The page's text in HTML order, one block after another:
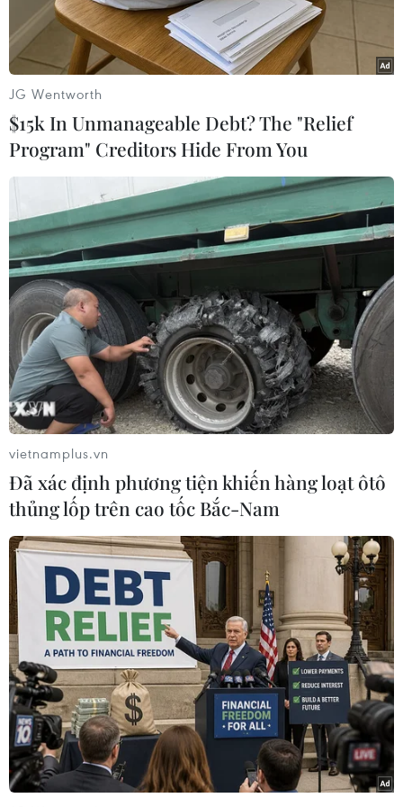
giờ hết trong không gian
check-in đặc biệt
Theo dõi VietnamPlus
Một Hà Nội thu nhỏ được tái hiện chân thực giữa
di sản Hoàng Thành từ ngày 30/5 đến hết 1/6.
Hà Nội trở nên thơ mộng hơn bao giờ hết tại Lễ
hội Du lịch Hà Nội 2025.
Một Hà Nội thu nhỏ được tái hiện chân thực
giữa di sản Hoàng Thành từ ngày 30/5 đến hết
1/6./.
(TTXVN/Vietnam+)
JG Wentworth
$15k In Unmanageable Debt? The "Relief
Program" Creditors Hide From You
vietnamplus.vn
Đã xác định phương tiện khiến hàng loạt ôtô
thủng lốp trên cao tốc Bắc-Nam